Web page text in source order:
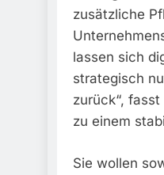
zusätzliche
lassen sich
strategisch
zurück“,
zu einem
Sie wollen